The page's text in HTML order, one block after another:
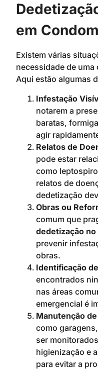
em
Existem várias
necessidade de
Aqui estão algumas
Infestação
notarem a
baratas,
agir
Relatos de
pode estar
como
relatos de
dedetização
Obras ou
comum que
dedetização
prevenir
obras.
Identificação
encontrados
nas áreas
emergencial é
Manutenção
como
ser
higienização e
para evitar a